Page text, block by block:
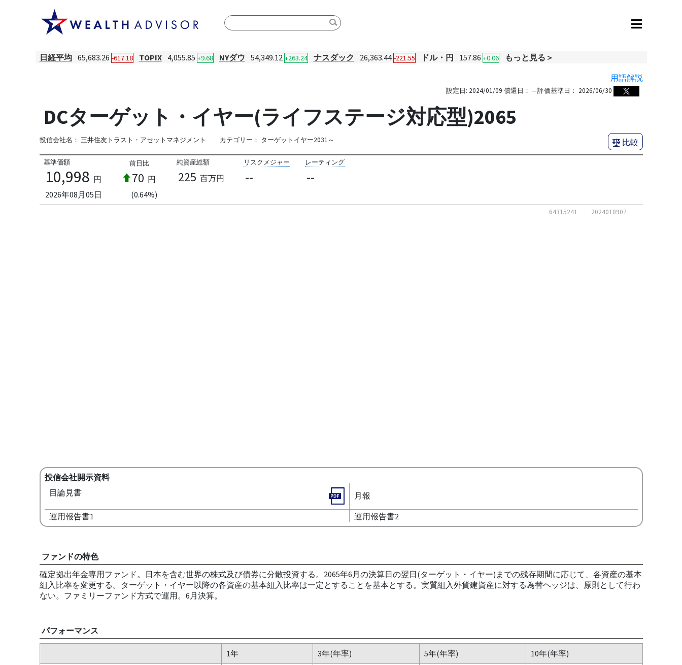
日経平均 65,683.26 -617.18 TOPIX 4,055.85 +9.68 NYダウ 54,349.12 +263.24 ナスダック 26,363.44 -221.55 ドル・円 157.86 +0.06
もっと見る＞
用語解説
設定日: 2024/01/09 償還日： -- 評価基準日： 2026/06/30
DCターゲット・イヤー(ライフステージ対応型)2065
投信会社名： 三井住友トラスト・アセットマネジメント カテゴリー： ターゲットイヤー2031～ 比較
基準価額
10,998 円
2026年08月05日
前日比
70 円
(0.64%)
純資産総額
225 百万円
リスクメジャー
--
レーティング
--
64315241 2024010907
投信会社開示資料
目論見書
月報
運用報告書1 運用報告書2
ファンドの特色
確定拠出年金専用ファンド。日本を含む世界の株式及び債券に分散投資する。2065年6月の決算日の翌日(ターゲット・イヤー)までの残存期間に応じて、各資産の基本
組入比率を変更する。ターゲット・イヤー以降の各資産の基本組入比率は一定とすることを基本とする。実質組入外貨建資産に対する為替ヘッジは、原則として行わ
ない。ファミリーファンド方式で運用。6月決算。
パフォーマンス
1年 3年(年率) 5年(年率)
10年(年率)